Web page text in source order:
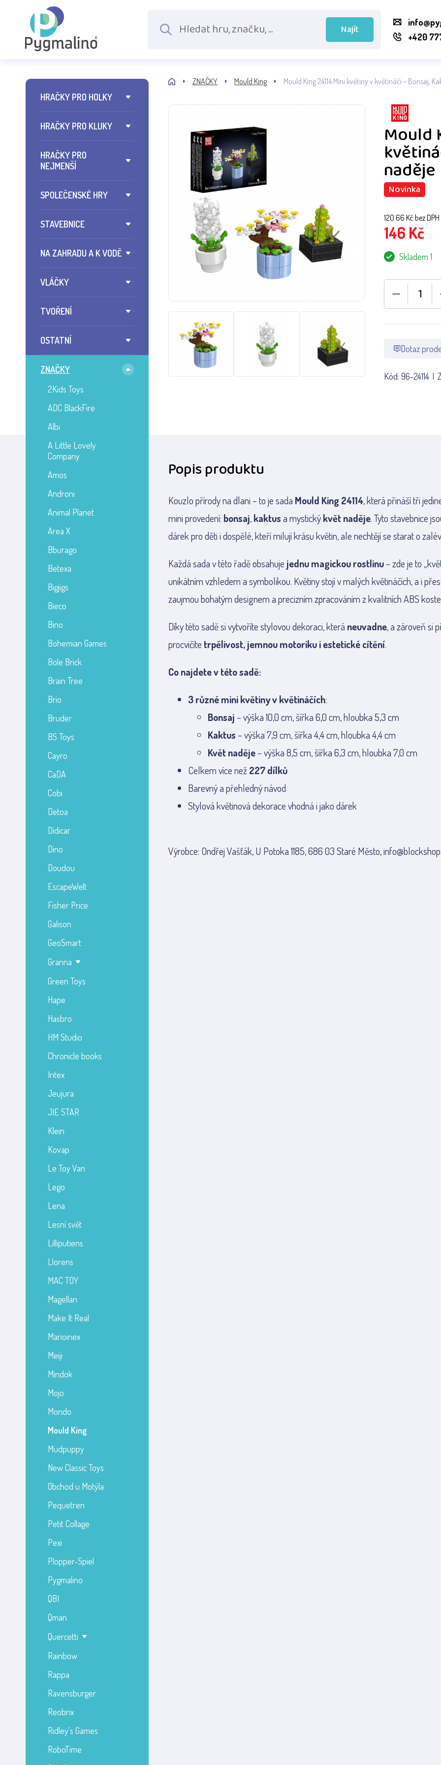
Najít
+420
HRAČKY PRO HOLKY
HRAČKY PRO KLUKY
HRAČKY PRO
NEJMENŠÍ
SPOLEČENSKÉ HRY
STAVEBNICE
NA ZAHRADU A K VODĚ
VLÁČKY
TVOŘENÍ
OSTATNÍ
ZNAČKY
2Kids Toys
ADC BlackFire
Albi
A Little Lovely
Company
Amos
Androni
Animal Planet
Area X
Bburago
Betexa
Bigjigs
Bieco
Bino
Bohemian Games
Bole Brick
Brain Tree
Brio
Bruder
BS Toys
Cayro
CaDA
Cobi
Detoa
Didicar
Dino
Doudou
EscapeWelt
Fisher Price
Galison
GeoSmart
Granna
Green Toys
Hape
Hasbro
HM Studio
Chronicle books
Intex
Jeujura
JIE STAR
Klein
Kovap
Le Toy Van
Lego
Lena
Lesní svět
Lilliputiens
Llorens
MAC TOY
Magellan
Make It Real
Marioinex
Meiji
Mindok
Mojo
Mondo
Mould King
Mudpuppy
New Classic Toys
Obchod u Motýla
Pequetren
Petit Collage
Pexi
Plopper-Spiel
Pygmalino
QBI
Qman
Quercetti
Rainbow
Rappa
Ravensburger
Reobrix
Ridley's Games
RoboTime
ZNAČKY Mould King Mould King 24114 Mini květiny v květináči – Bonsaj,
Mould
naděje
Novinka
120.66 Kč bez DPH
146 Kč
Skladem 1
Dotaz
Kód: 96-24114
Popis produktu
Kouzlo přírody na dlani – to je sada Mould King 24114, která přináší tři
mini provedení: bonsaj,kaktusa mystickýkvět naděje. Tyto stavebnice
dárek pro děti i dospělé, kteří milují krásu květin, ale nechtějí se starat o
Každá sada v této řadě obsahuje jednu magickou rostlinu– zde je to
unikátním vzhledem a symbolikou. Květiny stojí v malých květináčích, a i
zaujmou bohatým designem a precizním zpracováním z kvalitních ABS
Díky této sadě si vytvoříte stylovou dekoraci, která neuvadne, a zároveň si
procvičíte trpělivost, jemnou motoriku i estetické cítění.
Co najdete v této sadě:
3 různé mini květiny v květináčích:
Bonsaj – výška 10,0 cm, šířka 6,0 cm, hloubka 5,3 cm
Kaktus – výška 7,9 cm, šířka 4,4 cm, hloubka 4,4 cm
Květ naděje– výška 8,5 cm, šířka 6,3 cm, hloubka 7,0 cm
Celkem více než227 dílků
Barevný a přehledný návod
Stylová květinová dekorace vhodná i jako dárek
Výrobce: Ondřej Vašťák, U Potoka 1185, 686 03 Staré Město,